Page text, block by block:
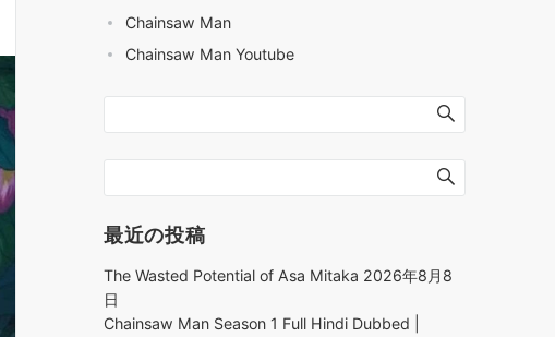
Chainsaw Man
Chainsaw Man Youtube
最近の投稿
The Wasted Potential of Asa Mitaka 2026年8月8
日
Chainsaw Man Season 1 Full Hindi Dubbed |